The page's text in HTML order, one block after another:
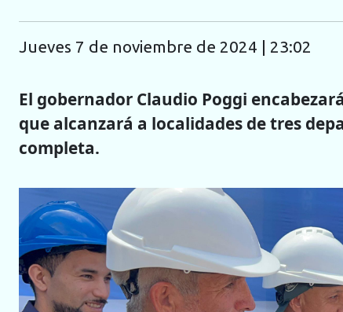
jueves 7 de noviembre de 2024 | 23:02
El gobernador Claudio Poggi
que alcanzará a localidades de tres
completa.